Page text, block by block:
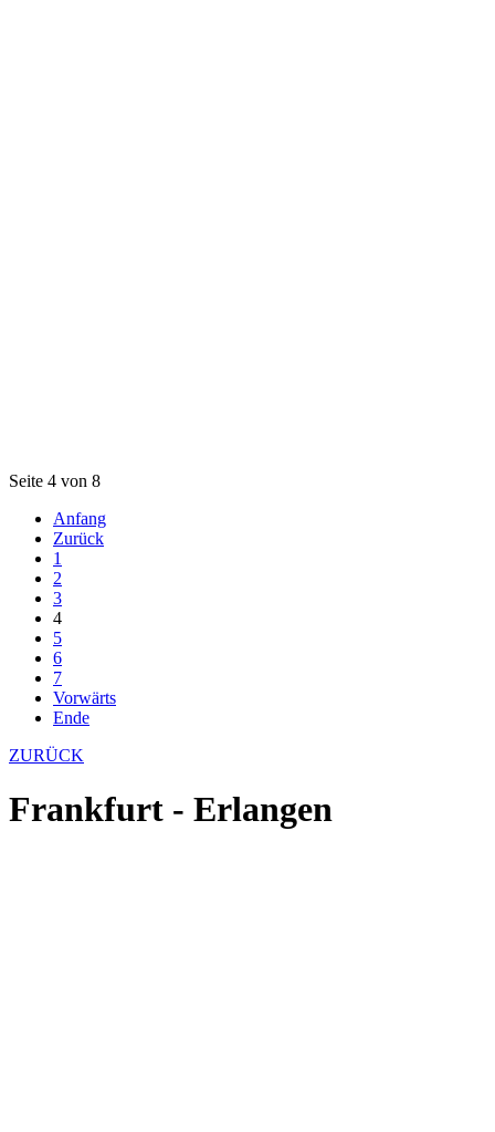
Seite 4 von 8
Anfang
Zurück
1
2
3
4
5
6
7
Vorwärts
Ende
ZURÜCK
Frankfurt - Erlangen